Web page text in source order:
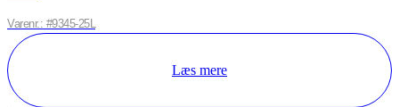
Varenr.: #9345-25L
Læs mere